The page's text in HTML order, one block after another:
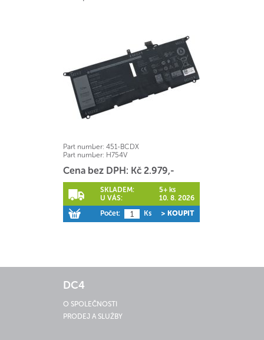
Part number: 451-BCDX
Part number: H754V
Cena bez DPH: Kč 2.979,-
SKLADEM:
5+ ks
U VÁS:
10. 8. 2026
Počet:
Ks > KOUPIT
DC4
O SPOLEČNOSTI
PRODEJ A SLUŽBY